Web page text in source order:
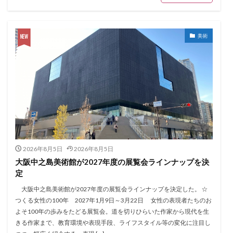
美術
2026年8月5日 2026年8月5日
大阪中之島美術館が2027年度の展覧会ラインナップを決
定
大阪中之島美術館が2027年度の展覧会ラインナップを決定した。 ☆
つくる女性の100年 2027年1月9日～3月22日 女性の表現者たちのお
よそ100年の歩みをたどる展覧会。道を切りひらいた作家から現代を生
きる作家まで、教育環境や表現手段、ライフスタイル等の変化に注目し